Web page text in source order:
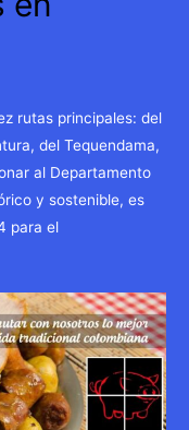
rutas principales: del
del Tequendama,
al Departamento
y sostenible, es
para el